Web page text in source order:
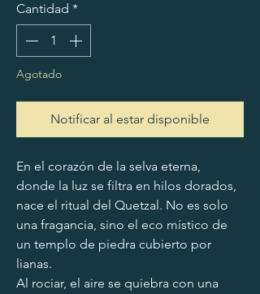
Cantidad *
Agotado
Notificar al estar disponible
En el corazón de la selva eterna,
donde la luz se filtra en hilos dorados,
nace el ritual del Quetzal. No es solo
una fragancia, sino el eco místico de
un templo de piedra cubierto por
lianas.
Al rociar, el aire se quiebra con una